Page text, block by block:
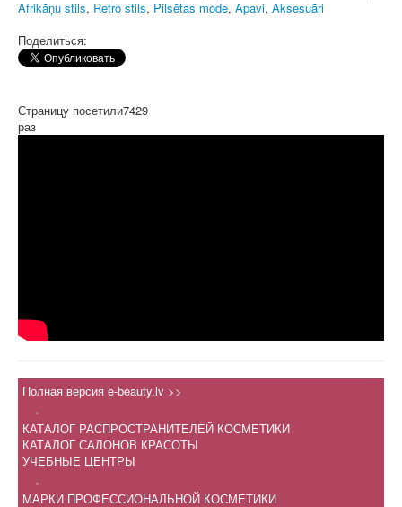
Afrikāņu stils, Retro stils, Pilsētas mode, Apavi, Aksesuāri
Поделиться:
Страницу посетили7429
раз
Полная версия e-beauty.lv >>
.
КАТАЛОГ РАСПРОСТРАНИТЕЛЕЙ КОСМЕТИКИ
КАТАЛОГ САЛОНОВ КРАСОТЫ
УЧЕБНЫЕ ЦЕНТРЫ
.
МАРКИ ПРОФЕССИОНАЛЬНОЙ КОСМЕТИКИ